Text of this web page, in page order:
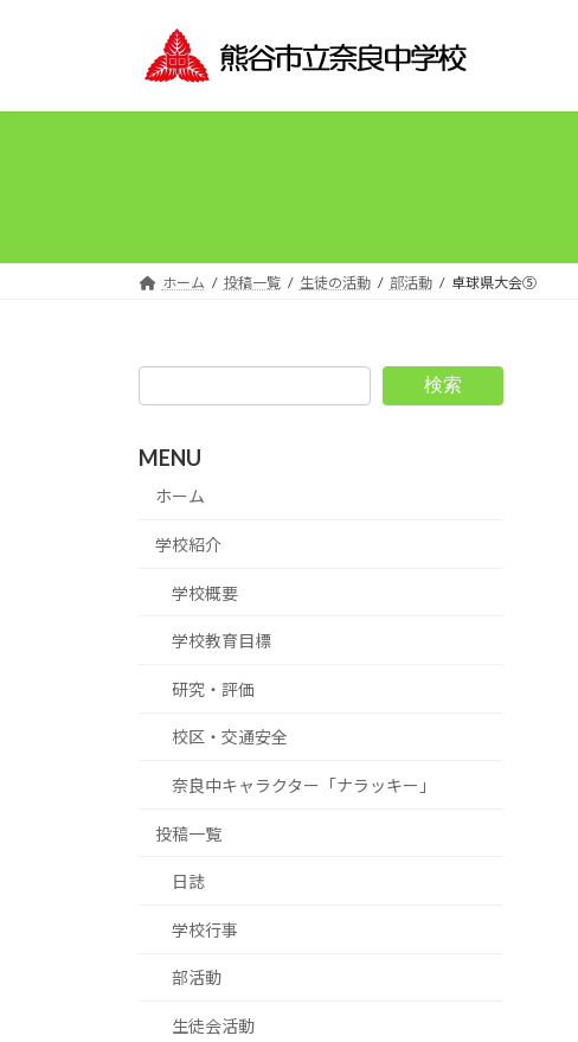
プ
動
ホーム 投稿一覧 生徒の活動 部活動 卓球県大会⑤
検索
MENU
ホーム
学校紹介
学校概要
学校教育目標
研究・評価
校区・交通安全
奈良中キャラクター「ナラッキー」
投稿一覧
日誌
学校行事
部活動
生徒会活動